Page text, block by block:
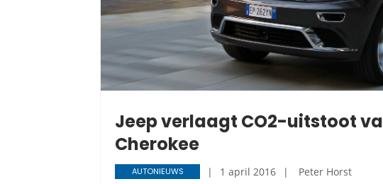
Jeep verlaagt CO2-uitstoot
Cherokee
AUTONIEUWS 1 april 2016 Peter Horst